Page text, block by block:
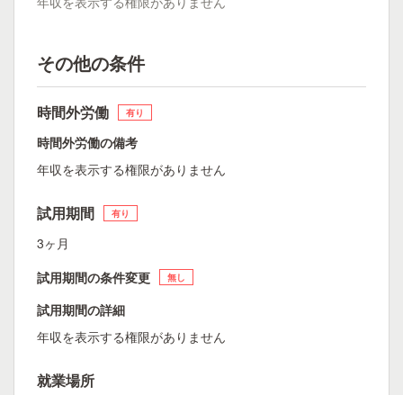
その他の条件
時間外労働 有り
時間外労働の備考
年収を表示する権限がありません
試用期間 有り
3ヶ月
試用期間の条件変更
無し
試用期間の詳細
年収を表示する権限がありません
就業場所